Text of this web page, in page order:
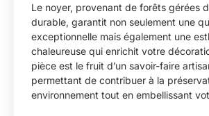
Le noyer, provenant de forêts gérées
durable, garantit non seulement une
exceptionnelle mais également une
chaleureuse qui enrichit votre
pièce est le fruit d’un savoir-faire
permettant de contribuer à la
environnement tout en embellissant